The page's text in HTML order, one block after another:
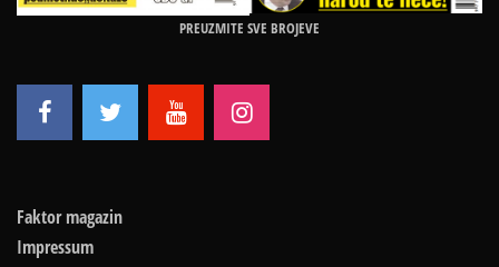
PREUZMITE SVE BROJEVE
Faktor magazin
Impressum